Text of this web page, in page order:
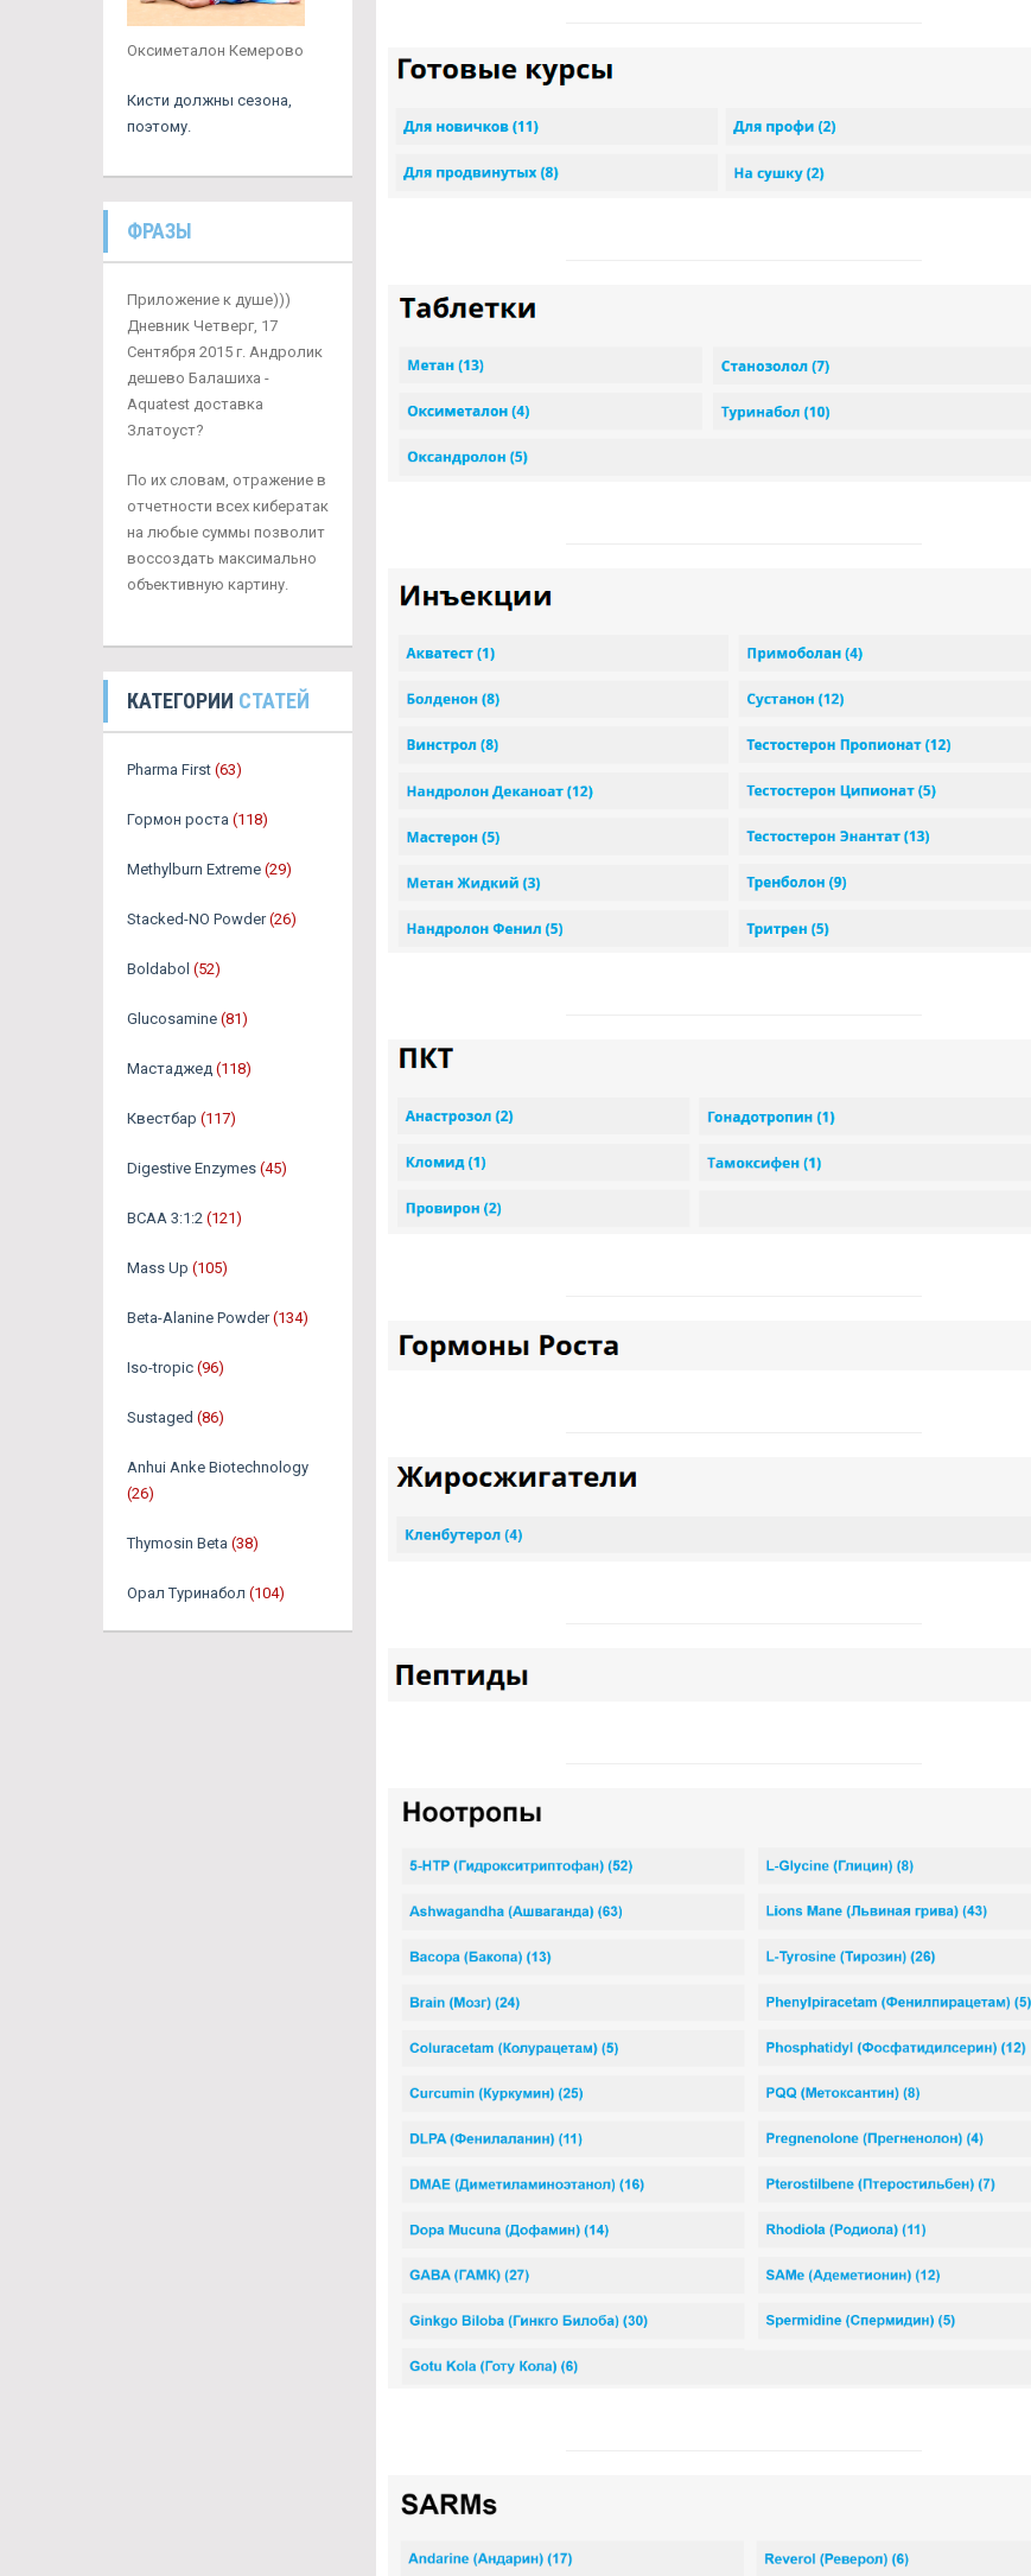
Оксиметалон Кемерово
Кисти должны сезона,
поэтому.
ФРАЗЫ
Приложение к душе)))
Дневник Четверг, 17
Сентября 2015 г. Андролик
дешево Балашиха -
Aquatest доставка
Златоуст?
По их словам, отражение в
отчетности всех кибератак
на любые суммы позволит
воссоздать максимально
объективную картину.
КАТЕГОРИИ СТАТЕЙ
Pharma First (63)
Гормон роста (118)
Methylburn Extreme (29)
Stacked-NO Powder (26)
Boldabol (52)
Glucosamine (81)
Мастаджед (118)
Квестбар (117)
Digestive Enzymes (45)
BCAA 3:1:2 (121)
Mass Up (105)
Beta-Alanine Powder (134)
Iso-tropic (96)
Sustaged (86)
Anhui Anke Biotechnology
(26)
Thymosin Beta (38)
Орал Туринабол (104)